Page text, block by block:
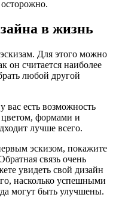
в жизнь
Для этого можно
он считается наиболее
любой другой
вас есть возможность
цветом, формами и
лучше всего.
эскизом, покажите
связь очень
увидеть свой дизайн
насколько успешными
могут быть улучшены.